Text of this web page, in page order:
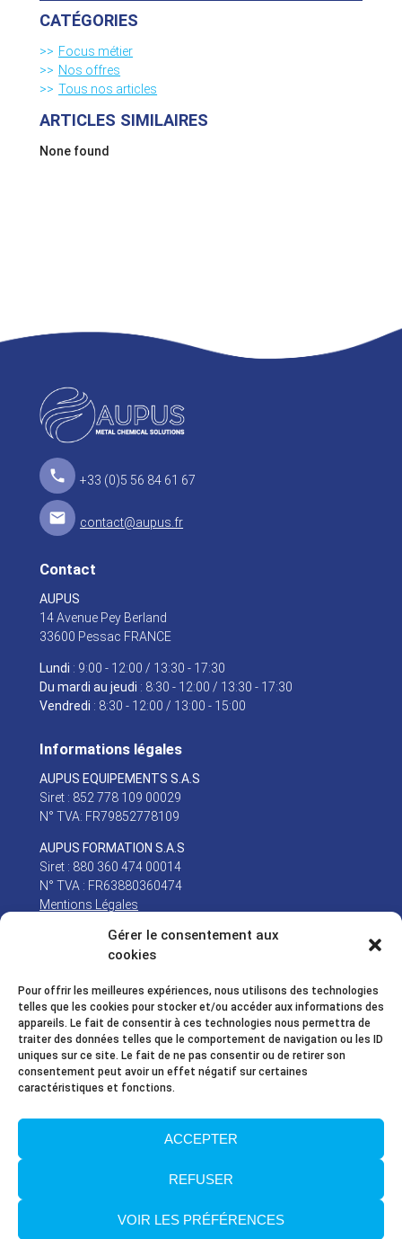
Gérer le consentement aux
cookies
Pour offrir les meilleures expériences, nous utilisons des technologies
telles que les cookies pour stocker et/ou accéder aux informations des
appareils. Le fait de consentir à ces technologies nous permettra de
traiter des données telles que le comportement de navigation ou les ID
uniques sur ce site. Le fait de ne pas consentir ou de retirer son
consentement peut avoir un effet négatif sur certaines
caractéristiques et fonctions.
ACCEPTER
REFUSER
VOIR LES PRÉFÉRENCES
CATÉGORIES
Focus métier
Nos offres
Tous nos articles
ARTICLES SIMILAIRES
None found
local_phone +33 (0)5 56 84 61 67
mail contact@aupus.fr
Contact
AUPUS
14 Avenue Pey Berland
33600 Pessac FRANCE
Lundi : 9:00 - 12:00 / 13:30 - 17:30
Du mardi au jeudi : 8:30 - 12:00 / 13:30 - 17:30
Vendredi : 8:30 - 12:00 / 13:00 - 15:00
Informations légales
AUPUS EQUIPEMENTS S.A.S
Siret : 852 778 109 00029
N° TVA: FR79852778109
AUPUS FORMATION S.A.S
Siret : 880 360 474 00014
N° TVA : FR63880360474
Mentions Légales
Newsletter
Nom
J'ai lu et j'accepte la Politique de protection des données
personnelles. Consultez notre Politique de protection des données